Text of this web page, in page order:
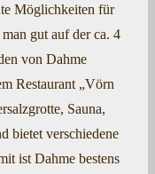
Möglichkeiten für
gut auf der ca. 4
von Dahme
Restaurant „Vörn
Sauna,
bietet verschiedene
ist Dahme bestens